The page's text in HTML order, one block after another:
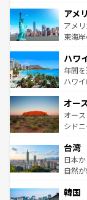
ンツ
の建
博物
こと
ば市内
着の
アメ
アメ
東海
のよ
ンメ
西部
部の
文化
しみ
ならでは
情報は
ハワ
年間
ハワ
ワイ
島だ
おす
れる
人々
ク、
ワイを、存
オー
オー
シド
リア
ク）
ど、
いる
台湾
日本
自然
ン）
韓国